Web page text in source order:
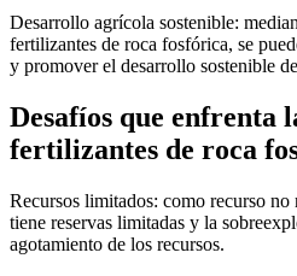
Desarrollo agrícola sostenible:
fertilizantes de roca fosfórica, se
y promover el desarrollo sostenible
Desafíos que enfrenta
fertilizantes de roca
Recursos limitados: como recurso
tiene reservas limitadas y la
agotamiento de los recursos.